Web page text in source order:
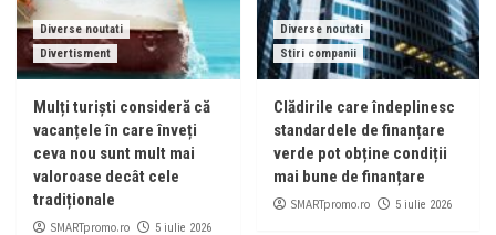
Diverse noutati
Divertisment
Mulți turiști consideră că
vacanțele în care înveți
ceva nou sunt mult mai
valoroase decât cele
tradiționale
SMARTpromo.ro 5 iulie 2026
Diverse noutati
Stiri companii
Clădirile care îndeplinesc
standardele de finanțare
verde pot obține condiții
mai bune de finanțare
SMARTpromo.ro 5 iulie 2026